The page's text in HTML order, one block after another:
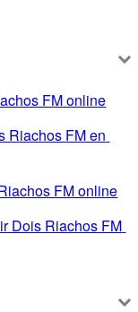
FM online
Riachos FM en
FM online
Dois Riachos FM